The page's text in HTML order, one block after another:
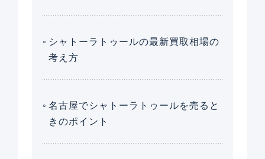
シャトーラトゥールの最新買取相場の
考え方
名古屋でシャトーラトゥールを売ると
きのポイント